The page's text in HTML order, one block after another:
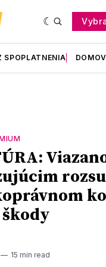
SPOPLATNENIA
15 min read